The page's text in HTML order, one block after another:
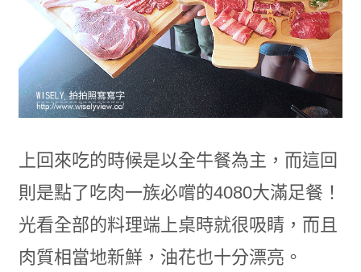
上回來吃的時候是以全牛餐為主，而這回
則是點了吃肉一族必嚐的4080大滿足餐！
光看全部的料理端上桌時就很吸睛，而且
肉質相當地新鮮，油花也十分漂亮。